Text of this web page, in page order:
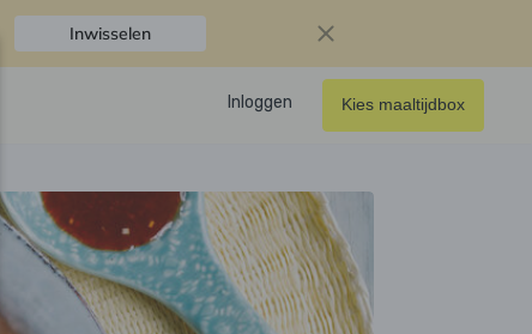
Inwisselen
Inloggen Kies maaltijdbox